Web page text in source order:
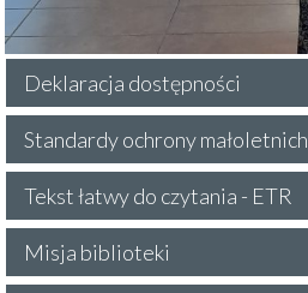
Deklaracja dostępności
Standardy ochrony małoletnich
Tekst łatwy do czytania - ETR
Misja biblioteki